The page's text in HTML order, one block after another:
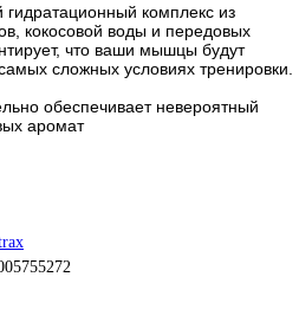
комплекс из
кокосовой воды и передовых
что ваши мышцы будут
сложных условиях тренировки.
обеспечивает невероятный
аромат